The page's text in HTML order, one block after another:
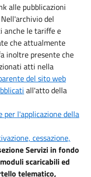
alle pubblicazioni
del
anche le tariffe e
che attualmente
inoltre presente che
atti nella
del sito web
all'atto della
per l'applicazione della
cessazione,
Servizi in fondo
scaricabili ed
telematico,